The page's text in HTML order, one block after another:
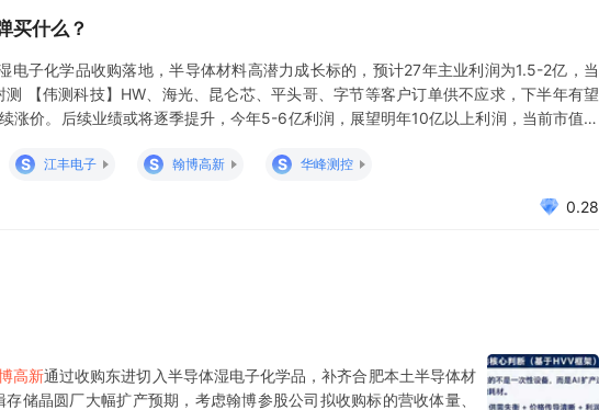
买什么？
电子化学品收购落地，半导体材料高潜力成长标的，预计27年主业利润为1.5-2亿，当
【伟测科技】HW、海光、昆仑芯、平头哥、字节等客户订单供不应求，下半年有望
涨价。后续业绩或将逐季提升，今年5-6亿利润，展望明年10亿以上利润，当前市值对
S 江丰电子 S 翰博高新 S 华峰测控
0.28
高新通过收购东进切入半导体湿电子化学品，补齐合肥本土半导体材
储晶圆厂大幅扩产预期，考虑翰博参股公司拟收购标的营收体量、